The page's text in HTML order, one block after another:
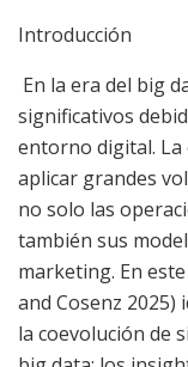
Introducción
En la era del big
significativos
entorno digital. La
aplicar grandes
no solo las
también sus
marketing. En
and Cosenz 2025)
la coevolución de